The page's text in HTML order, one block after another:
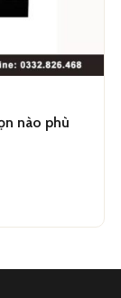
nào phù